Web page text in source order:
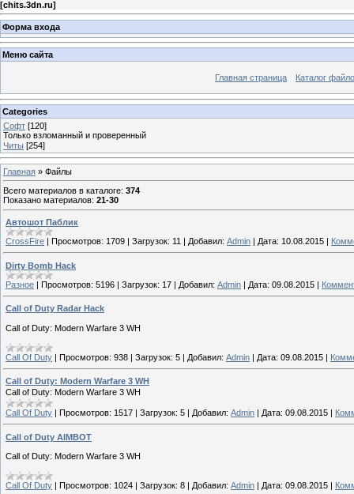
[chits.3dn.ru]
Форма входа
Меню сайта
Главная страница Каталог
Categories
Софт [120]
Только взломанный и проверенный
Читы [254]
Главная » Файлы
Всего материалов в каталоге: 374
Показано материалов: 21-30
Автошот Паблик
CrossFire | Просмотров: 1709 | Загрузок: 11 | Добавил: Admin | Дата: 10.08.2015 |
Dirty Bomb Hack
Разное | Просмотров: 5196 | Загрузок: 17 | Добавил: Admin | Дата: 09.08.2015 |
Call of Duty Radar Hack
Call of Duty: Modern Warfare 3 WH
Call Of Duty | Просмотров: 938 | Загрузок: 5 | Добавил: Admin | Дата: 09.08.2015 |
Call of Duty: Modern Warfare 3 WH
Call of Duty: Modern Warfare 3 WH
Call Of Duty | Просмотров: 1517 | Загрузок: 5 | Добавил: Admin | Дата: 09.08.2015 |
Call of Duty AIMBOT
Call of Duty: Modern Warfare 3 WH
Call Of Duty | Просмотров: 1024 | Загрузок: 8 | Добавил: Admin | Дата: 09.08.2015 |